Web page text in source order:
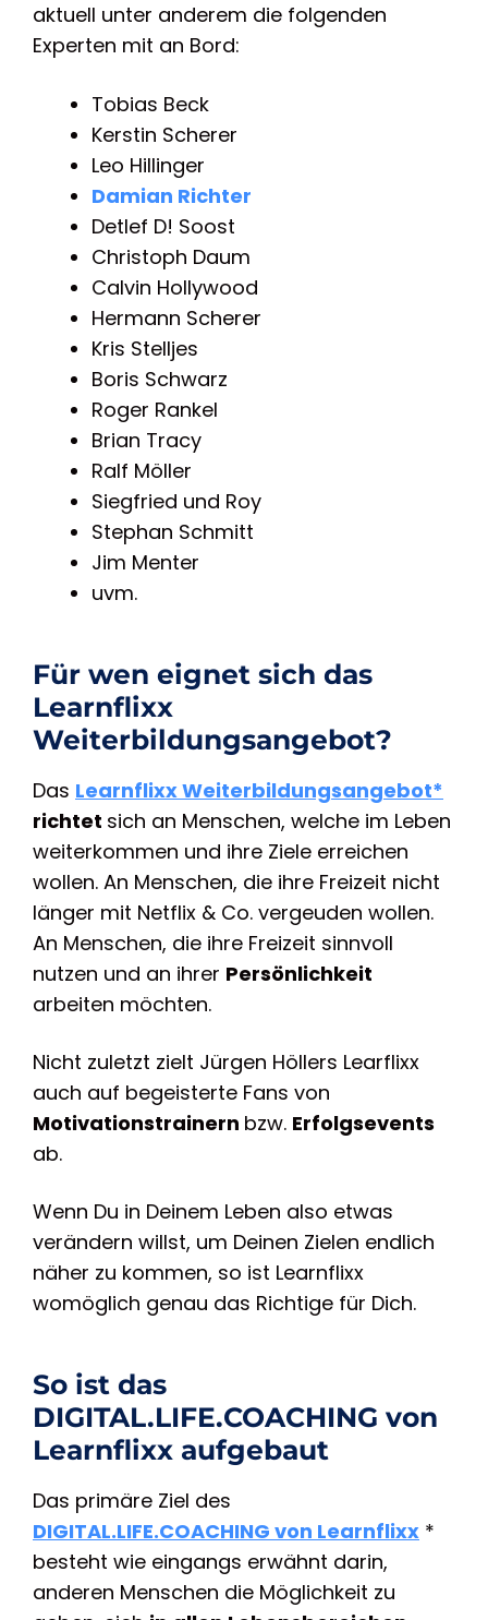
aktuell unter anderem die folgenden
Experten mit an Bord:
Tobias Beck
Kerstin Scherer
Leo Hillinger
Damian Richter
Detlef D! Soost
Christoph Daum
Calvin Hollywood
Hermann Scherer
Kris Stelljes
Boris Schwarz
Roger Rankel
Brian Tracy
Ralf Möller
Siegfried und Roy
Stephan Schmitt
Jim Menter
uvm.
Für wen eignet sich das
Learnflixx
Weiterbildungsangebot?
Das Learnflixx Weiterbildungsangebot*
richtet sich an Menschen, welche im Leben
weiterkommen und ihre Ziele erreichen
wollen. An Menschen, die ihre Freizeit nicht
länger mit Netflix & Co. vergeuden wollen.
An Menschen, die ihre Freizeit sinnvoll
nutzen und an ihrer Persönlichkeit
arbeiten möchten.
Nicht zuletzt zielt Jürgen Höllers Learflixx
auch auf begeisterte Fans von
Motivationstrainern bzw. Erfolgsevents
ab.
Wenn Du in Deinem Leben also etwas
verändern willst, um Deinen Zielen endlich
näher zu kommen, so ist Learnflixx
womöglich genau das Richtige für Dich.
So ist das
DIGITAL.LIFE.COACHING von
Learnflixx aufgebaut
Das primäre Ziel des
DIGITAL.LIFE.COACHING von Learnflixx *
besteht wie eingangs erwähnt darin,
anderen Menschen die Möglichkeit zu